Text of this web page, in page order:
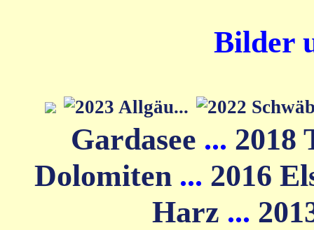
Bilder
Gardasee ... 2018
Dolomiten ... 2016
Harz ...